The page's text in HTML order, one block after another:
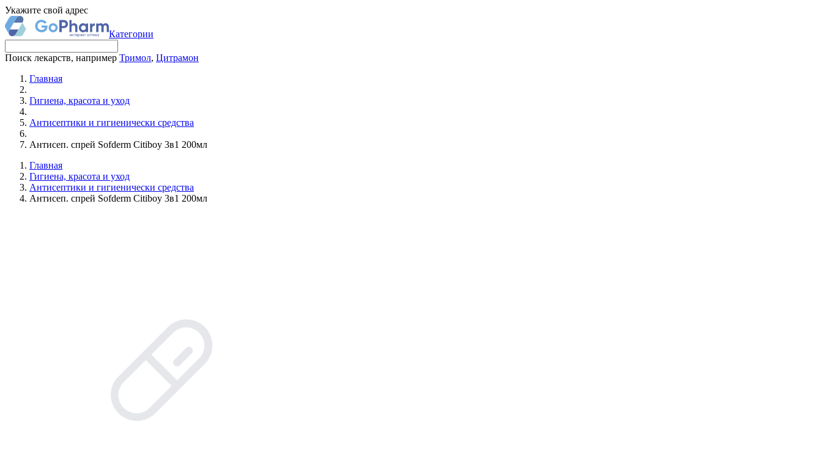
Укажите свой адрес
Категории
Поиск лекарств, например Тримол, Цитрамон
Главная
Гигиена, красота и уход
Антисептики и гигиенически средства
Антисеп. спрей Sofderm Citiboy 3в1 200мл
Главная
Гигиена, красота и уход
Антисептики и гигиенически средства
Антисеп. спрей Sofderm Citiboy 3в1 200мл